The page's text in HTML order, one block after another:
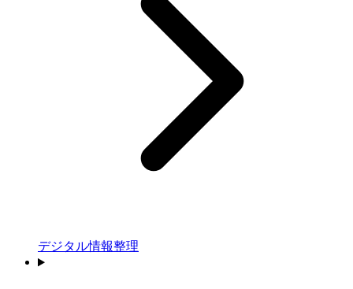
デジタル情報整理